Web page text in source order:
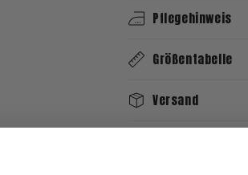
Pflegehinweis
Größentabelle
Versand